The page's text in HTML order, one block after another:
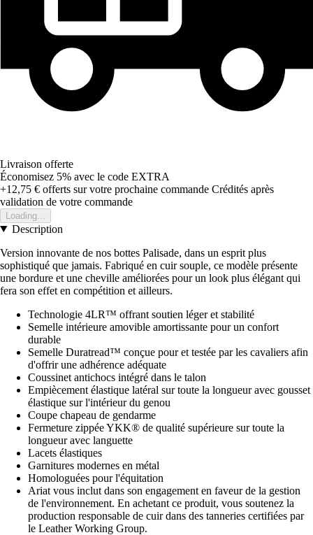
Livraison offerte
Économisez 5% avec le code EXTRA
+12,75 € offerts sur votre prochaine commande Crédités après
validation de votre commande
Loading...
Description
Version innovante de nos bottes Palisade, dans un esprit plus
sophistiqué que jamais. Fabriqué en cuir souple, ce modèle présente
une bordure et une cheville améliorées pour un look plus élégant qui
fera son effet en compétition et ailleurs.
Technologie 4LR™ offrant soutien léger et stabilité
Semelle intérieure amovible amortissante pour un confort
durable
Semelle Duratread™ conçue pour et testée par les cavaliers afin
d'offrir une adhérence adéquate
Coussinet antichocs intégré dans le talon
Empiècement élastique latéral sur toute la longueur avec gousset
élastique sur l'intérieur du genou
Coupe chapeau de gendarme
Fermeture zippée YKK® de qualité supérieure sur toute la
longueur avec languette
Lacets élastiques
Garnitures modernes en métal
Homologuées pour l'équitation
Ariat vous inclut dans son engagement en faveur de la gestion
de l'environnement. En achetant ce produit, vous soutenez la
production responsable de cuir dans des tanneries certifiées par
le Leather Working Group.